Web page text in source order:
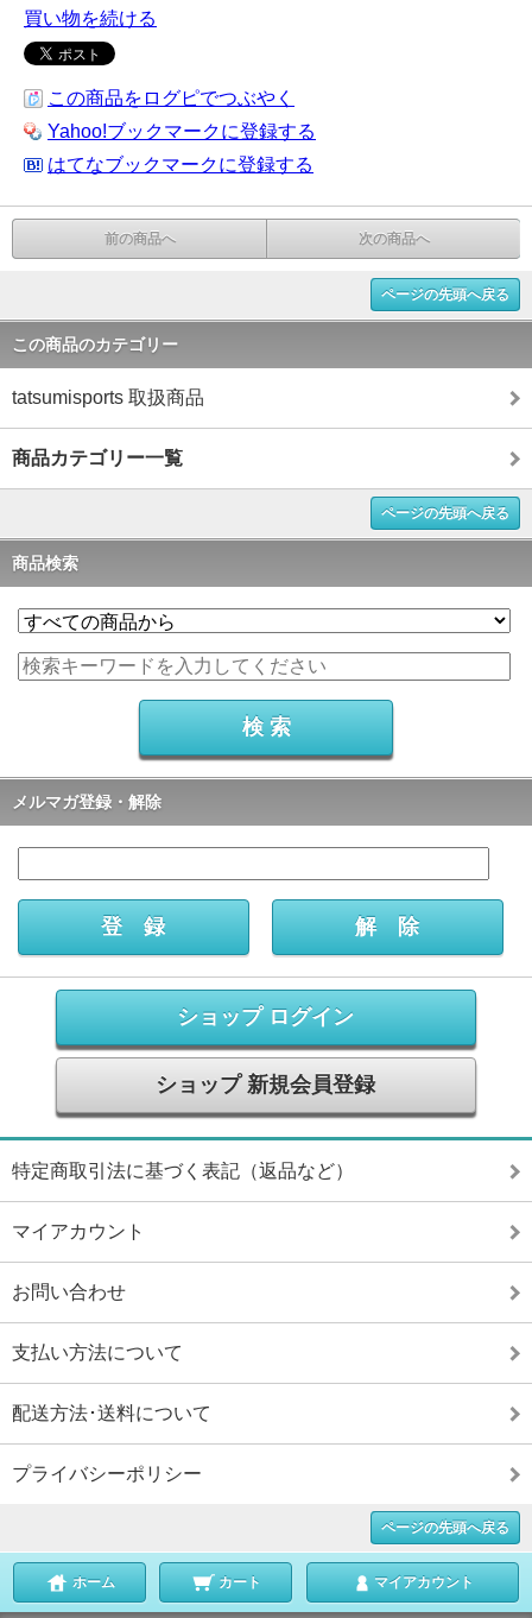
買い物を続ける
この商品をログピでつぶやく
Yahoo!ブックマークに登録する
はてなブックマークに登録する
前の商品へ 次の商品へ
ページの先頭へ戻る
この商品のカテゴリー
tatsumisports 取扱商品
商品カテゴリー一覧
ページの先頭へ戻る
商品検索
メルマガ登録・解除
ショップ ログイン
ショップ 新規会員登録
特定商取引法に基づく表記（返品など）
マイアカウント
お問い合わせ
支払い方法について
配送方法･送料について
プライバシーポリシー
ページの先頭へ戻る
ホーム カート マイアカウント